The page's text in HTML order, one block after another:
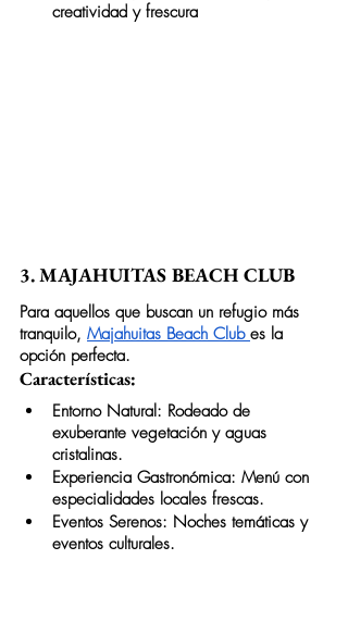
creatividad y frescura
3. MAJAHUITAS BEACH CLUB
Para aquellos que buscan un refugio más
tranquilo, Majahuitas Beach Club es la
opción perfecta.
Características:
Entorno Natural: Rodeado de
exuberante vegetación y aguas
cristalinas.
Experiencia Gastronómica: Menú con
especialidades locales frescas.
Eventos Serenos: Noches temáticas y
eventos culturales.